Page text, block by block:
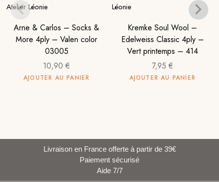
Arne & Carlos – Socks &
More 4ply – Valen color
03005
10,90€
AJOUTER AU PANIER
Kremke Soul Wool –
Edelweiss Classic 4ply –
Vert printemps – 414
7,95 €
AJOUTER AU PANIER
Livraison en France offerte à partir de 39€
Paiement sécurisé
Aide 7/7